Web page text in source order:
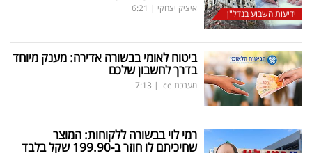
ידיעות השבוע בנדל"ן איציק יצחקי |
6:21
ביטוח לאומי בבשורה אדירה: מענק מיוחד
בדרך לחשבון שלכם
מערכת ice |
7:13
רמי לוי בבשורה ללקוחות: המוצר
שחיכיתם לו חוזר ב-199.90 שקל בלבד